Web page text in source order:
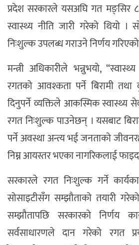
प्रदेश सरकारले यसअघि गत मङ्सिर
स्वास्थ्य नीति जारी गरेको थियो ।
निःशुल्क उपलब्ध गराउने निर्णय
मन्त्री अधिकारीले भन्नुभयो,
रगतको आवश्कता पर्ने बिरामी तथा
दिनुपर्ने व्यक्तिले आकस्मिक स्वास्थ्य
रगत निःशुल्क पाउनेछन् । यसबाट
पर्ने अवस्था अन्त्य भई जनताको
निम्न आयस्तर भएका नागरिकलाई
सरकारले रगत निःशुल्क गर्ने
सोसाइटीसँग सम्झौताको तयारी
सम्झौतापछि सरकारको निर्णय
सर्वसाधारणले दान गरेको रगत